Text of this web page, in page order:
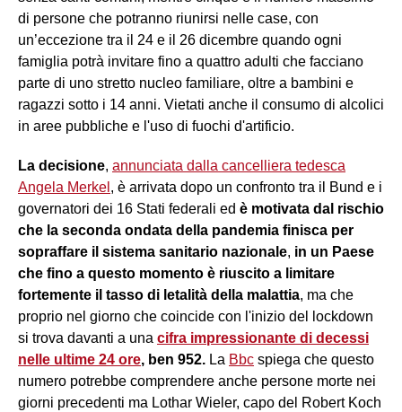
di persone che potranno riunirsi nelle case, con
un’eccezione tra il 24 e il 26 dicembre quando ogni
famiglia potrà invitare fino a quattro adulti che facciano
parte di uno stretto nucleo familiare, oltre a bambini e
ragazzi sotto i 14 anni. Vietati anche il consumo di alcolici
in aree pubbliche e l'uso di fuochi d'artificio.
La decisione, annunciata dalla cancelliera tedesca
Angela Merkel , è arrivata dopo un confronto tra il Bund e i
governatori dei 16 Stati federali ed è motivata dal rischio
che la seconda ondata della pandemia finisca per
sopraffare il sistema sanitario nazionale, in un Paese
che fino a questo momento è riuscito a limitare
fortemente il tasso di letalità della malattia, ma che
proprio nel giorno che coincide con l'inizio del lockdown
si trova davanti a una cifra impressionante di decessi
nelle ultime 24 ore, ben 952. La Bbc spiega che questo
numero potrebbe comprendere anche persone morte nei
giorni precedenti ma Lothar Wieler, capo del Robert Koch